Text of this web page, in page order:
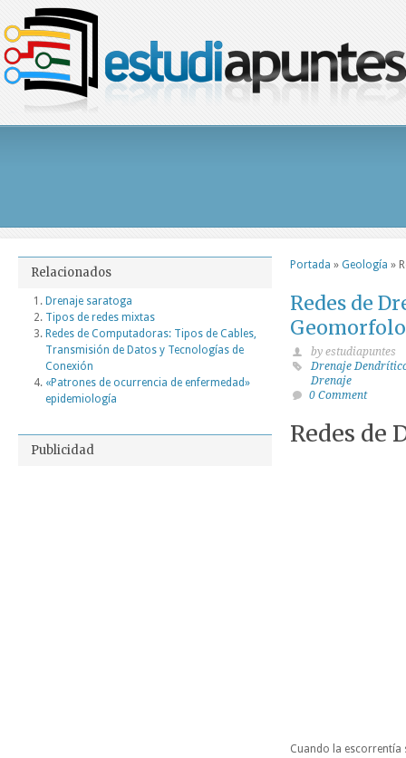
Portada » Geología »
Redes de
by estudiapuntes
Drenaje
Drenaje
0 Comment
Redes de
Cuando la escorrentía
Relacionados
Drenaje saratoga
Tipos de redes mixtas
Redes de Computadoras: Tipos de Cables,
Transmisión de Datos y Tecnologías de
Conexión
«Patrones de ocurrencia de enfermedad»
epidemiología
Publicidad